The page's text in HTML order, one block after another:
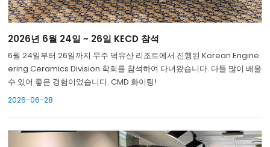
2026년 6월 24일 ~ 26일 KECD 참석
6월 24일부터 26일까지 무주 덕유산 리조트에서 진행된 Korean Engine
ering Ceramics Division 학회를 참석하여 다녀왔습니다. 다들 많이 배울
수 있어 좋은 경험이었습니다. CMD 화이팅!
2026-06-28